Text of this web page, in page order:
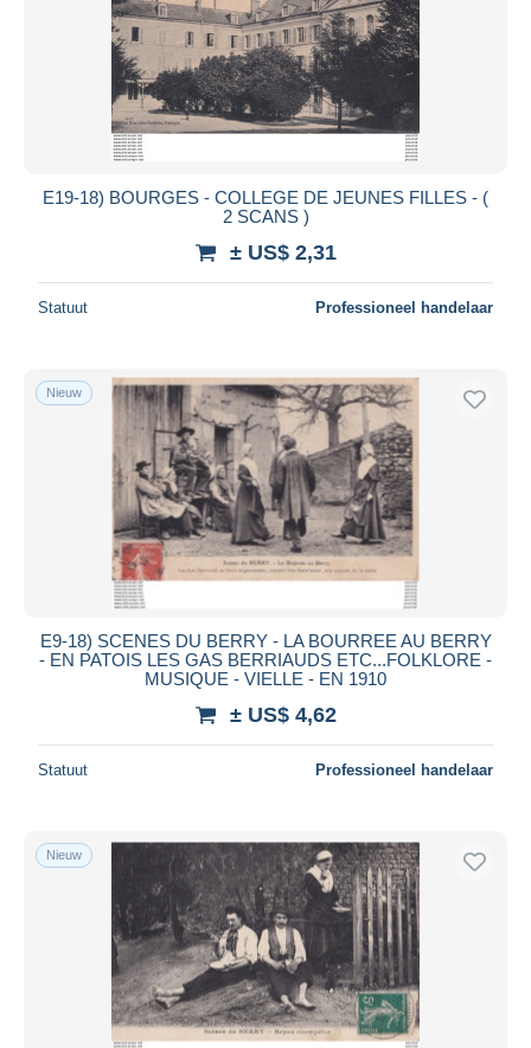
E19-18) BOURGES - COLLEGE DE JEUNES FILLES - (
2 SCANS )
± US$ 2,31
Statuut Professioneel handelaar
Nieuw
E9-18) SCENES DU BERRY - LA BOURREE AU BERRY
- EN PATOIS LES GAS BERRIAUDS ETC...FOLKLORE -
MUSIQUE - VIELLE - EN 1910
± US$ 4,62
Statuut Professioneel handelaar
Nieuw